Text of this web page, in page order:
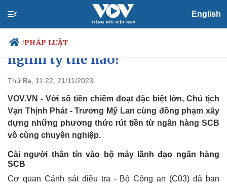
English
/PHÁP LUẬT
Chính trị
Đảng
Tổ chức nhân sự
Quốc hội
Nhận diện sự thật
Xã hội
Tin 24h
Dự báo thời tiết
Việc làm
Vụ án Vạn Thịnh Phát: Bị can
Trương Mỹ Lan rút cả trăm
nghìn tỷ thế nào?
Thứ Ba, 11:22, 21/11/2023
VOV.VN - Với số tiền chiếm đoạt đặc biệt lớn, Chủ tịch
Vạn Thịnh Phát - Trương Mỹ Lan cùng đồng phạm xây
dựng những phương thức rút tiền từ ngân hàng SCB
vô cùng chuyên nghiệp.
Cài người thân tín vào bộ máy lãnh đạo ngân hàng
SCB
Cơ quan Cảnh sát điều tra - Bộ Công an (C03) đã ban